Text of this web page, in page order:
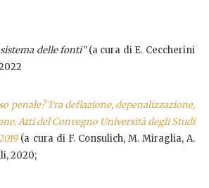
delle fonti”(a cura di E. Ceccherini
penale? Tra deflazione, depenalizzazione,
Atti del Convegno Università degli Studi
(a cura di F. Consulich, M. Miraglia, A.
2020;